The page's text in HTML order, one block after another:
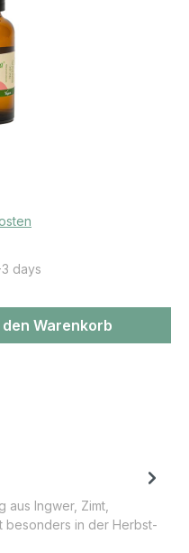
days
den
den Warenkorb
aus Ingwer, Zimt,
besonders in der Herbst-